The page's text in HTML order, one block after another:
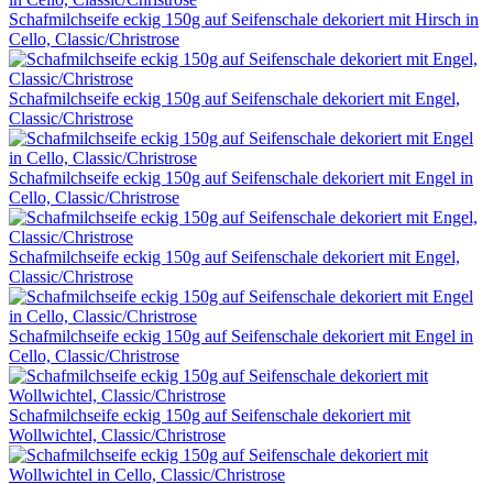
Schafmilchseife eckig 150g auf Seifenschale dekoriert mit Hirsch in
Cello, Classic/Christrose
Schafmilchseife eckig 150g auf Seifenschale dekoriert mit Engel,
Classic/Christrose
Schafmilchseife eckig 150g auf Seifenschale dekoriert mit Engel in
Cello, Classic/Christrose
Schafmilchseife eckig 150g auf Seifenschale dekoriert mit Engel,
Classic/Christrose
Schafmilchseife eckig 150g auf Seifenschale dekoriert mit Engel in
Cello, Classic/Christrose
Schafmilchseife eckig 150g auf Seifenschale dekoriert mit
Wollwichtel, Classic/Christrose